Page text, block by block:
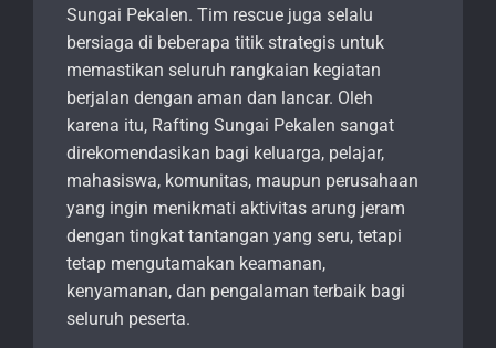
Sungai Pekalen. Tim rescue juga selalu
bersiaga di beberapa titik strategis untuk
memastikan seluruh rangkaian kegiatan
berjalan dengan aman dan lancar. Oleh
karena itu, Rafting Sungai Pekalen sangat
direkomendasikan bagi keluarga, pelajar,
mahasiswa, komunitas, maupun perusahaan
yang ingin menikmati aktivitas arung jeram
dengan tingkat tantangan yang seru, tetapi
tetap mengutamakan keamanan,
kenyamanan, dan pengalaman terbaik bagi
seluruh peserta.